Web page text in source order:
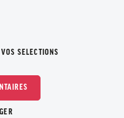
SELECTIONS